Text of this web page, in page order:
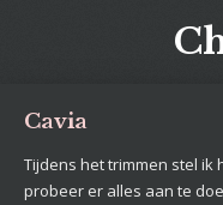
hoofdinhoud
Cavia
Tijdens het trimmen stel ik
probeer er alles aan te